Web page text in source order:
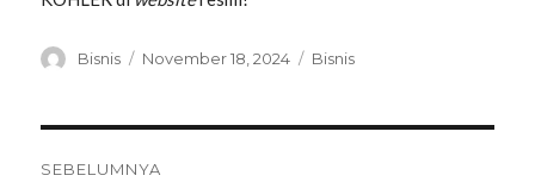
Penulis
Bisnis
Diposkan
November 18, 2024 Kategori
Bisnis
Navigasi
SEBELUMNYA